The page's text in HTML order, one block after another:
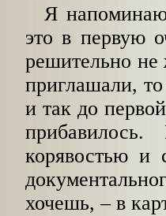
Я
это в первую
решительно не
приглашали, то
и так до
корявостью и
хочешь, – в